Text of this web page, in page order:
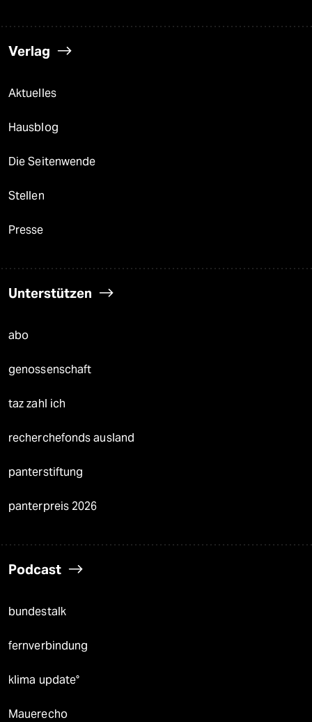
Verlag
Aktuelles
Hausblog
Die Seitenwende
Stellen
Presse
Unterstützen
abo
genossenschaft
taz zahl ich
recherchefonds ausland
panterstiftung
panterpreis 2026
Podcast
bundestalk
fernverbindung
klima update°
Mauerecho